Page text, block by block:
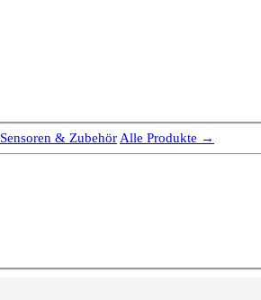
Sensoren & Zubehör Alle Produkte →